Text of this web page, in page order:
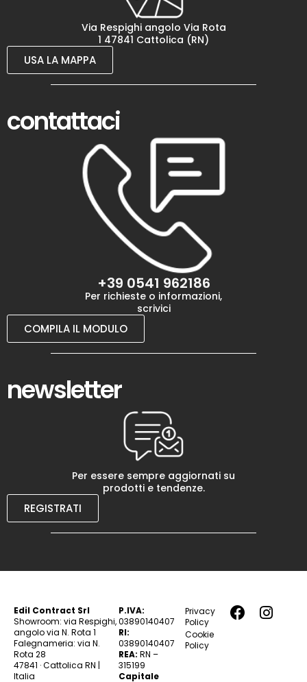
Via Respighi angolo Via Rota
1 47841 Cattolica (RN)
USA LA MAPPA
contattaci
+39 0541 962186
Per richieste o informazioni,
scrivici
COMPILA IL MODULO
newsletter
Per essere sempre aggiornati su
prodotti e tendenze.
REGISTRATI
Edil Contract Srl
Showroom: via Respighi,
angolo via N. Rota 1
Falegnameria: via N.
Rota 28
47841 · Cattolica RN |
Italia
P.IVA:
03890140407
RI:
03890140407
REA: RN –
315199
Capitale
Privacy
Policy
Cookie
Policy